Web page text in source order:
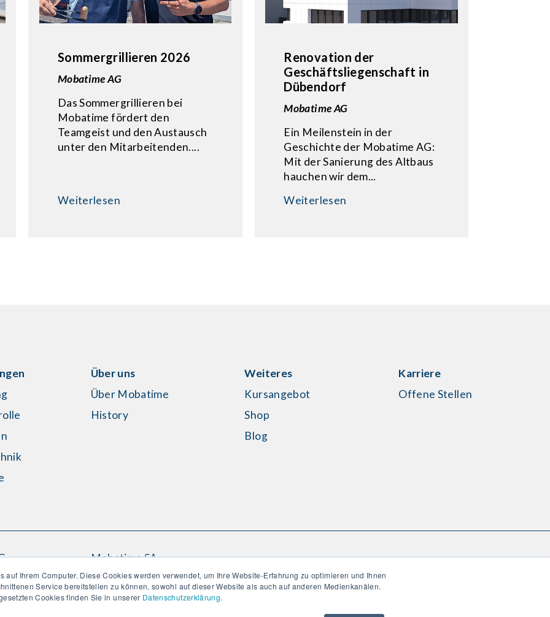
auf Ihrem Computer. Diese Cookies werden verwendet, um Ihre Website-Erfahrung zu optimieren und Ihnen
Service bereitstellen zu können, sowohl auf dieser Website als auch auf anderen Medienkanälen.
Cookies finden Sie in unserer Datenschutzerklärung.
Sommergrillieren 2026
Mobatime AG
Das Sommergrillieren bei
Mobatime fördert den
Teamgeist und den Austausch
unter den Mitarbeitenden....
Weiterlesen
Renovation der
Geschäftsliegenschaft in
Dübendorf
Mobatime AG
Ein Meilenstein in der
Geschichte der Mobatime AG:
Mit der Sanierung des Altbaus
hauchen wir dem...
Weiterlesen
Über uns
Über Mobatime
History
Weiteres
Kursangebot
Shop
Blog
Karriere
Offene Stellen
5
Mobatime SA
En Budron H20
1052 Le Mont-sur-